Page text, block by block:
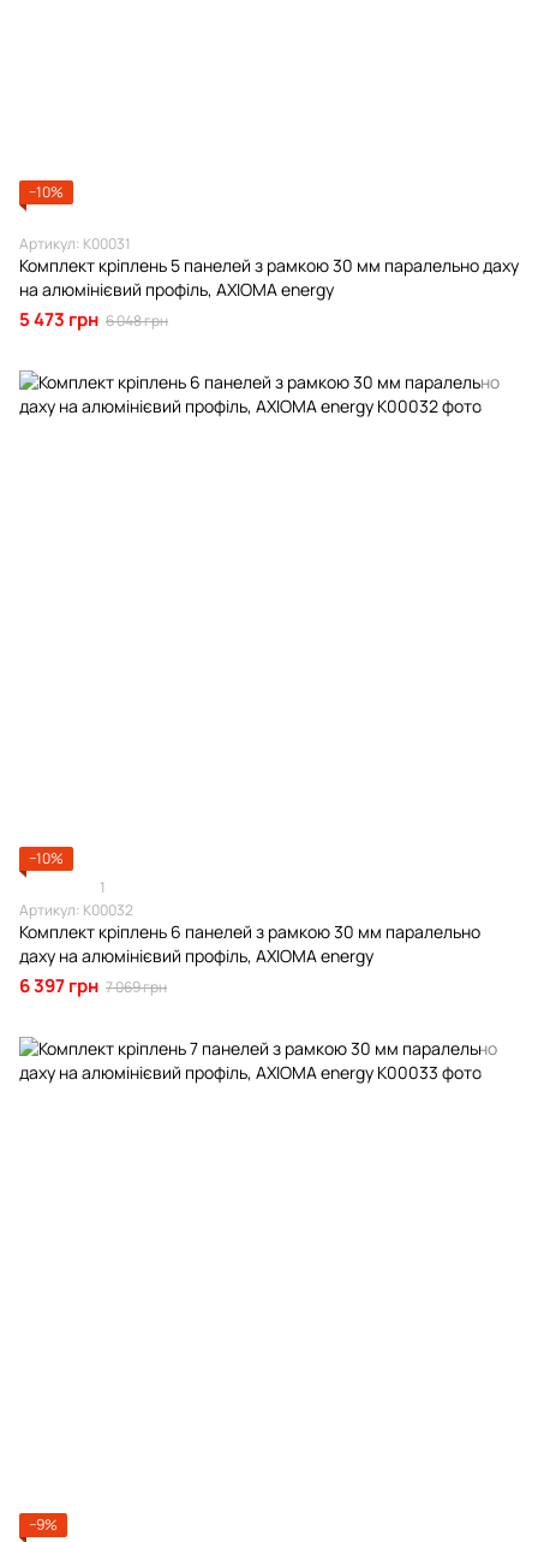
−10%
Артикул: К00031
Комплект кріплень 5 панелей з рамкою 30 мм паралельно даху
на алюмінієвий профіль, AXIOMA energy
5 473 грн 6 048 грн
−10%
1
Артикул: К00032
Комплект кріплень 6 панелей з рамкою 30 мм паралельно
даху на алюмінієвий профіль, AXIOMA energy
6 397 грн 7 069 грн
−9%